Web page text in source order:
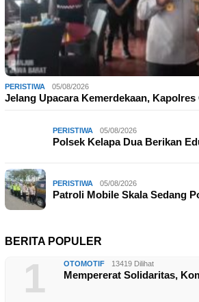
PERISTIWA 05/08/2026
Jelang Upacara Kemerdekaan,
PERISTIWA 05/08/2026
Polsek Kelapa Dua Berikan
PERISTIWA 05/08/2026
Patroli Mobile Skala Sedang
BERITA POPULER
1 OTOMOTIF 13419 Dilihat
Mempererat Solidaritas,